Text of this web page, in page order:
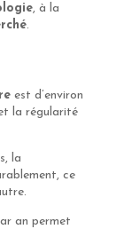
, à la
.
est d’environ
la régularité
la
ce
an permet